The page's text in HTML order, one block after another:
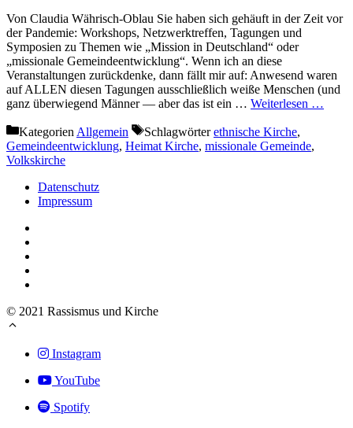
Von Claudia Währisch-Oblau Sie haben sich gehäuft in der Zeit vor
der Pandemie: Workshops, Netzwerktreffen, Tagungen und
Symposien zu Themen wie „Mission in Deutschland“ oder
„missionale Gemeindeentwicklung“. Wenn ich an diese
Veranstaltungen zurückdenke, dann fällt mir auf: Anwesend waren
auf ALLEN diesen Tagungen ausschließlich weiße Menschen (und
ganz überwiegend Männer — aber das ist ein … Weiterlesen …
Kategorien Allgemein Schlagwörterethnische Kirche,
Gemeindeentwicklung, Heimat Kirche, missionale Gemeinde,
Volkskirche
Datenschutz
Impressum
© 2021 Rassismus und Kirche
Instagram
YouTube
Spotify